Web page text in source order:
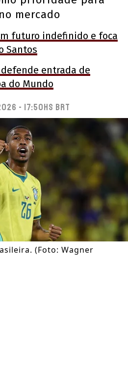
mercado
futuro indefinido e foca
Santos
entrada de
do Mundo
- 17:50hs BRT
(Foto: Wagner